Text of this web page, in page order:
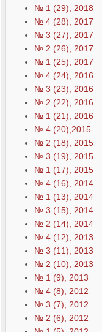
№ 1 (29), 2018
№ 4 (28), 2017
№ 3 (27), 2017
№ 2 (26), 2017
№ 1 (25), 2017
№ 4 (24), 2016
№ 3 (23), 2016
№ 2 (22), 2016
№ 1 (21), 2016
№ 4 (20),2015
№ 2 (18), 2015
№ 3 (19), 2015
№ 1 (17), 2015
№ 4 (16), 2014
№ 1 (13), 2014
№ 3 (15), 2014
№ 2 (14), 2014
№ 4 (12), 2013
№ 3 (11), 2013
№ 2 (10), 2013
№ 1 (9), 2013
№ 4 (8), 2012
№ 3 (7), 2012
№ 2 (6), 2012